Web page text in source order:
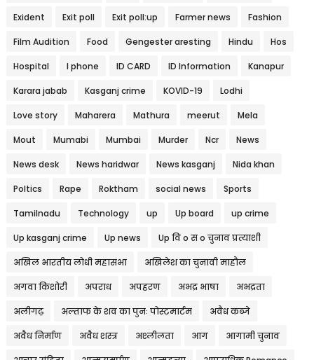
Exident Exit poll Exit poll:up Farmer news Fashion
Film Audition Food Gengester aresting Hindu Hos
Hospital I phone ID CARD ID Information Kanapur
Karara jabab Kasganj crime KOVID-19 Lodhi
Love story Maharera Mathura meerut Mela
Mout Mumabi Mumbai Murder Ncr News
News desk News haridwar News kasganj Nida khan
Poltics Rape Roktham social news Sports
Tamilnadu Technology up Up board up crime
Up kasganj crime Up news Up वि o स o चुनाव प्रत्याशी
अखिल भारतीय लोधी महासभा अखिलेश का चुनावी माहौल
अगवा किशोरी अपराध अपहरण अभद्र भाषा अभद्रता
अलीगढ़ अल्ताफ के शव का पुनः पोस्टमार्टम अवैध कब्जे
अवैध निर्माण अवैध शस्त्र अश्लीलता आग आगामी चुनाव